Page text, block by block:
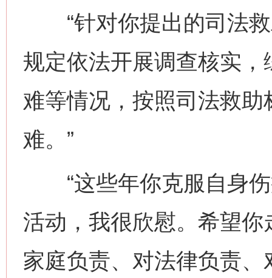
“针对你提出的司法救
规定依法开展调查核实
难等情况，按照司法救
难。”
“这些年你克服自身伤
活动，我很欣慰。希望
家庭负责、对法律负责